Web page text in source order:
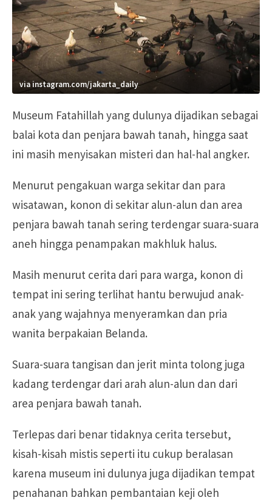
via instagram.com/jakarta_daily
Museum Fatahillah yang dulunya dijadikan sebagai
balai kota dan penjara bawah tanah, hingga saat
ini masih menyisakan misteri dan hal-hal angker.
Menurut pengakuan warga sekitar dan para
wisatawan, konon di sekitar alun-alun dan area
penjara bawah tanah sering terdengar suara-suara
aneh hingga penampakan makhluk halus.
Masih menurut cerita dari para warga, konon di
tempat ini sering terlihat hantu berwujud anak-
anak yang wajahnya menyeramkan dan pria
wanita berpakaian Belanda.
Suara-suara tangisan dan jerit minta tolong juga
kadang terdengar dari arah alun-alun dan dari
area penjara bawah tanah.
Terlepas dari benar tidaknya cerita tersebut,
kisah-kisah mistis seperti itu cukup beralasan
karena museum ini dulunya juga dijadikan tempat
penahanan bahkan pembantaian keji oleh